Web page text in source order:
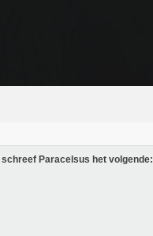
schreef Paracelsus het volgende: